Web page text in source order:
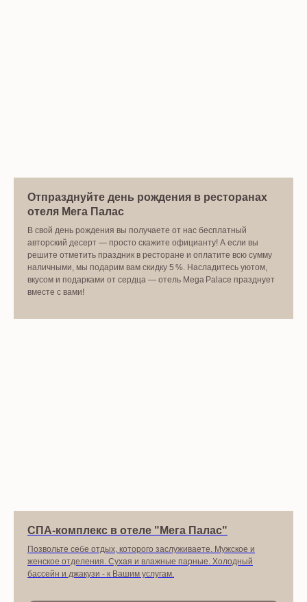
Отпразднуйте день рождения в ресторанах
отеля Мега Палас
В свой день рождения вы получаете от нас бесплатный
авторский десерт — просто скажите официанту! А если вы
решите отметить праздник в ресторане и оплатите всю сумму
наличными, мы подарим вам скидку 5 %. Насладитесь уютом,
вкусом и подарками от сердца — отель Mega Palace празднует
вместе с вами!
СПА-комплекс в отеле "Мега Палас"
Позвольте себе отдых, которого заслуживаете. Мужское и
женское отделения. Сухая и влажные парные. Холодный
бассейн и джакузи - к Вашим услугам.